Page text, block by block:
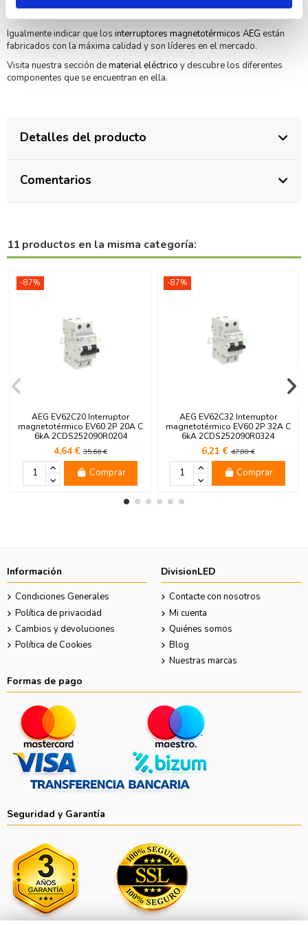
Igualmente indicar que los interruptores magnetotérmicos AEG están
fabricados con la máxima calidad y son líderes en el mercado.
Visita nuestra sección dematerial eléctrico y descubre los diferentes
componentes que se encuentran en ella.
Detalles del producto
Comentarios
11 productos en la misma categoría:
-87%
AEG EV62C20 Interruptor
magnetotérmico EV60 2P 20A C
6kA 2CDS252090R0204
4,64 € 35,66 €
Comprar
-87%
AEG EV62C32 Interruptor
magnetotérmico EV60 2P 32A C
6kA 2CDS252090R0324
6,21 €47,80 €
Comprar
Información
Condiciones Generales
Política de privacidad
Cambios y devoluciones
Política de Cookies
DivisionLED
Contacte con nosotros
Mi cuenta
Quiénes somos
Blog
Nuestras marcas
Formas de pago
Seguridad y Garantía